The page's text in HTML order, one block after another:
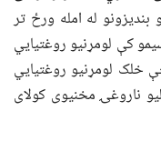
له امله ورځ تر
کې لومړنیو روغتیايي
خلک لومړنیو روغتیايي
ناروغۍ مخنیوی کولای